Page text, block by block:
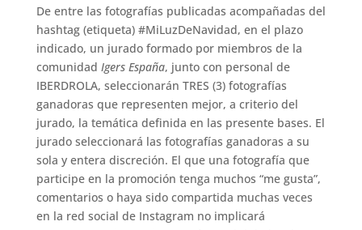
De entre las fotografías publicadas acompañadas del
hashtag (etiqueta) #MiLuzDeNavidad, en el plazo
indicado, un jurado formado por miembros de la
comunidad Igers España, junto con personal de
IBERDROLA, seleccionarán TRES (3) fotografías
ganadoras que representen mejor, a criterio del
jurado, la temática definida en las presente bases. El
jurado seleccionará las fotografías ganadoras a su
sola y entera discreción. El que una fotografía que
participe en la promoción tenga muchos “me gusta”,
comentarios o haya sido compartida muchas veces
en la red social de Instagram no implicará